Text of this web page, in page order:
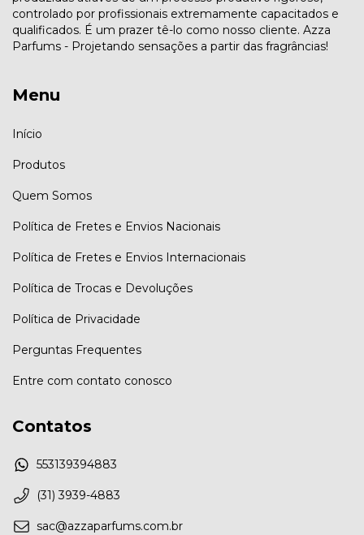
controlado por profissionais extremamente capacitados e
qualificados. É um prazer tê-lo como nosso cliente. Azza
Parfums - Projetando sensações a partir das fragrâncias!
Menu
Início
Produtos
Quem Somos
Política de Fretes e Envios Nacionais
Política de Fretes e Envios Internacionais
Política de Trocas e Devoluções
Política de Privacidade
Perguntas Frequentes
Entre com contato conosco
Contatos
553139394883
(31) 3939-4883
sac@azzaparfums.com.br